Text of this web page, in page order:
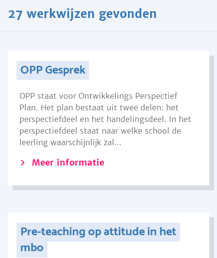
27 werkwijzen gevonden
OPP Gesprek
OPP staat voor Ontwikkelings Perspectief
Plan. Het plan bestaat uit twee delen: het
perspectiefdeel en het handelingsdeel. In het
perspectiefdeel staat naar welke school de
leerling waarschijnlijk zal...
Meer informatie
Pre-teaching op attitude in het
mbo